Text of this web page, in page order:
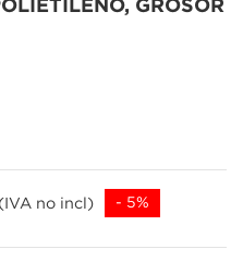
GROSOR
(IVA no incl) - 5%